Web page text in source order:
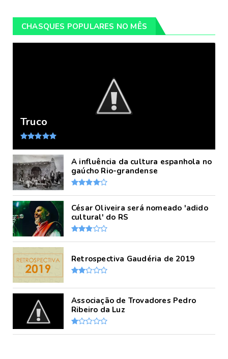
CHASQUES POPULARES NO MÊS
Truco
A influência da cultura espanhola no
gaúcho Rio-grandense
César Oliveira será nomeado 'adido
cultural' do RS
Retrospectiva Gaudéria de 2019
Associação de Trovadores Pedro
Ribeiro da Luz